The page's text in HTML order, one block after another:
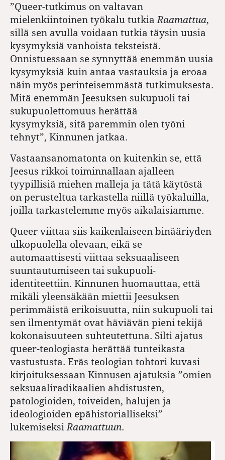
”Queer-tutkimus on valtavan
mielenkiintoinen työkalu tutkiaRaamattua,
sillä sen avulla voidaan tutkia täysin uusia
kysymyksiä vanhoista teksteistä.
Onnistuessaan se synnyttää enemmän uusia
kysymyksiä kuin antaa vastauksia ja eroaa
näin myös perinteisemmästä tutkimuksesta.
Mitä enemmän Jeesuksen sukupuoli tai
sukupuolettomuus herättää
kysymyksiä, sitä paremmin olen työni
tehnyt”, Kinnunen jatkaa.
Vastaansanomatonta on kuitenkin se, että
Jeesus rikkoi toiminnallaan ajalleen
tyypillisiä miehen malleja ja tätä käytöstä
on perusteltua tarkastella niillä työkaluilla,
joilla tarkastelemme myös aikalaisiamme.
Queer viittaa siis kaikenlaiseen binääriyden
ulkopuolella olevaan, eikä se
automaattisesti viittaa seksuaaliseen
suuntautumiseen tai sukupuoli-
identiteettiin. Kinnunen huomauttaa, että
mikäli yleensäkään miettii Jeesuksen
perimmäistä erikoisuutta, niin sukupuoli tai
sen ilmentymät ovat häviävän pieni tekijä
kokonaisuuteen suhteutettuna. Silti ajatus
queer-teologiasta herättää tunteikasta
vastustusta. Eräs teologian tohtori kuvasi
kirjoituksessaan Kinnusen ajatuksia ”omien
seksuaaliradikaalien ahdistusten,
patologioiden, toiveiden, halujen ja
ideologioiden epähistorialliseksi”
lukemiseksiRaamattuun.